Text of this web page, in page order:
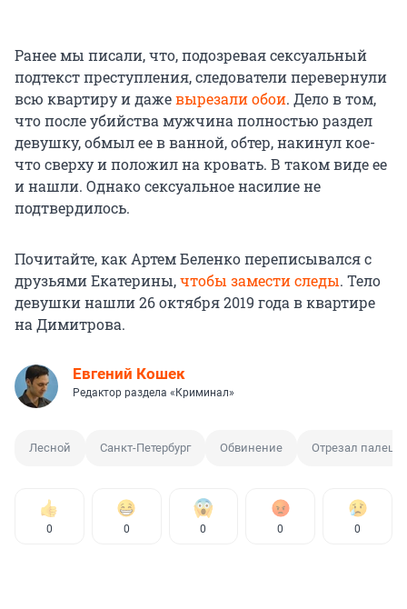
Ранее мы писали, что, подозревая сексуальный
подтекст преступления, следователи перевернули
всю квартиру и дажевырезали обои. Дело в том,
что после убийства мужчина полностью раздел
девушку, обмыл ее в ванной, обтер, накинул кое-
что сверху и положил на кровать. В таком виде ее
и нашли. Однако сексуальное насилие не
подтвердилось.
Почитайте, как Артем Беленко переписывался с
друзьями Екатерины,чтобы замести следы. Тело
девушки нашли 26 октября 2019 года в квартире
на Димитрова.
Евгений Кошек
Редактор раздела «Криминал»
Лесной Санкт-Петербург Обвинение Отрезал палец
0 0 0 0 0